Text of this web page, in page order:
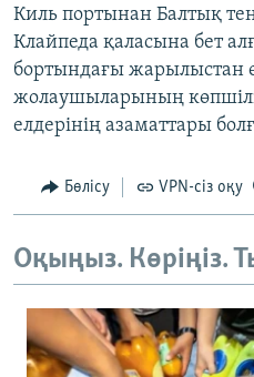
Русский
ЖАЗЫЛЫҢЫЗ
Киль портынан Балтық
Клайпеда қаласына бет
бортындағы
жолаушыларының
елдерінің азаматтары
Бөлісу VPN-сіз оқу
Оқыңыз. Көріңіз.